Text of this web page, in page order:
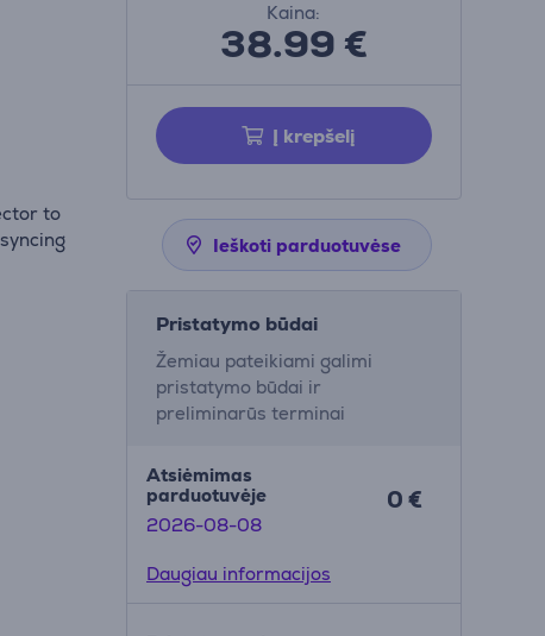
to
Kaina:
38.99€
Į krepšelį
Ieškoti parduotuvėse
Pristatymo būdai
Žemiau pateikiami galimi
pristatymo būdai ir
preliminarūs terminai
Atsiėmimas
parduotuvėje
2026-08-08
0 €
Daugiau informacijos